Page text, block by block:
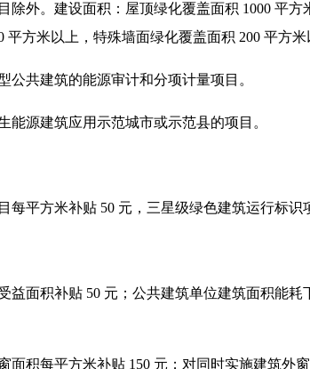
外。建设面积：屋顶绿化覆盖面积 1000 平
方米以上，特殊墙面绿化覆盖面积 200 平方
公共建筑的能源审计和分项计量项目。
能源建筑应用示范城市或示范县的项目。
平方米补贴 50 元，三星级绿色建筑运行标识
益面积补贴 50 元；公共建筑单位建筑面积能
积每平方米补贴 150 元；对同时实施建筑外